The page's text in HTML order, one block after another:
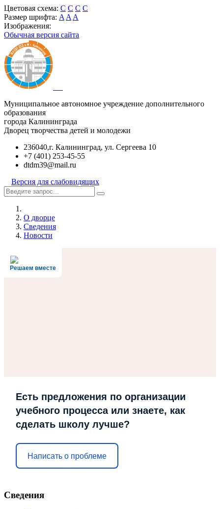
Цветовая схема: C C C C
Размер шрифта: A A A
Изображения:
Обычная версия сайта
Муниципальное автономное учреждение дополнительного
образования
города Калининграда
Дворец творчества детей и молодежи
236040,г. Калининград, ул. Сергеева 10
+7 (401) 253-45-55
dtdm39@mail.ru
Версия для слабовидящих
О дворце
Сведения
Новости
Решаем вместе
Есть предложения по организации
учебного процесса или знаете, как
сделать школу лучше?
Написать о проблеме
Сведения